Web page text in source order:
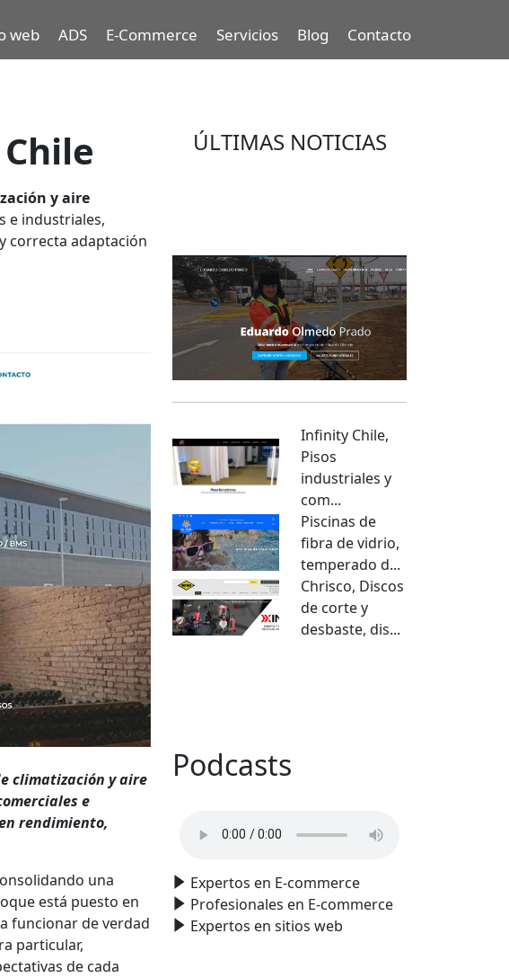
web ADS E-Commerce Servicios Blog Contacto
y aire
e industriales,
correcta adaptación
climatización y aire
e
rendimiento,
una
está puesto en
funcionar de verdad
particular,
de cada
ÚLTIMAS NOTICIAS
Infinity Chile,
Pisos
industriales y
com...
Piscinas de
fibra de vidrio,
temperado d...
Chrisco, Discos
de corte y
desbaste, dis...
Podcasts
Expertos en E-commerce
Profesionales en E-commerce
Expertos en sitios web